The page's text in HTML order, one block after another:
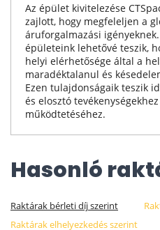
Az épület kivitelezése
zajlott, hogy megfeleljen a
áruforgalmazási
épületeink lehetővé teszik,
helyi elérhetősége által a
maradéktalanul és
Ezen tulajdonságaik teszik
és elosztó
működtetéséhez.
Hasonló
Raktárak bérleti díj szerint
Raktárak elhelyezkedés szerint